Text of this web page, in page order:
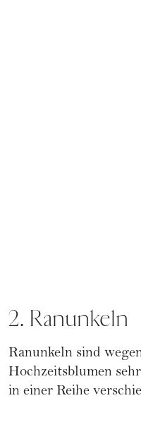
2. Ranunkeln
Ranunkeln sind
Hochzeitsblumen
in einer Reihe